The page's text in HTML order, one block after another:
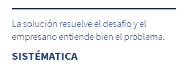
La solución resuelve el desafío y el
empresario entiende bien el problema.
SISTÉMATICA